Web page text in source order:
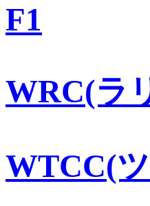
F1
WRC(ラ
WTCC(